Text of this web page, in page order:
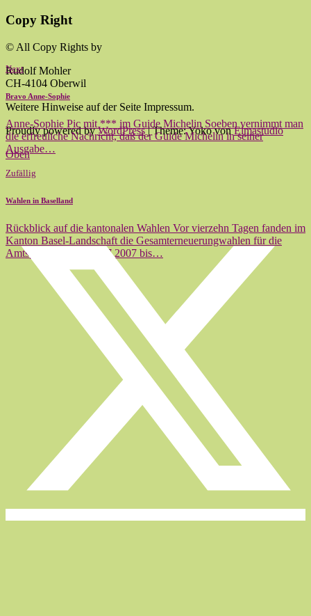
Copy Right
© All Copy Rights by
Rudolf Mohler
CH-4104 Oberwil
Weitere Hinweise auf der Seite Impressum.
Proudly powered byWordPress|Theme: Yoko vonElmastudio
Oben
Next
Bravo Anne-Sophie
Anne-Sophie Pic mit *** im Guide Michelin Soeben vernimmt man
die erfreuliche Nachricht, daß der Guide Michelin in seiner
Ausgabe…
Zufällig
Wahlen in Baselland
Rückblick auf die kantonalen Wahlen Vor vierzehn Tagen fanden im
Kanton Basel-Landschaft die Gesamterneuerungwahlen für die
Amtsperiode vom 01.07.2007 bis…